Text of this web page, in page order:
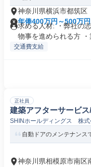
神奈川県横浜市都筑区
年俸400万円～500万円
求める人材: ・弊社の
物事を進められる方 ・
交通費支給
正社員
建築アフターサービ
SHINホールディングス 株式
自動ドアのメンテナンス
神奈川県相模原市南区